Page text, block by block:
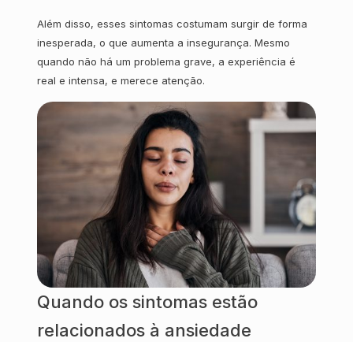
Além disso, esses sintomas costumam surgir de forma
inesperada, o que aumenta a insegurança. Mesmo
quando não há um problema grave, a experiência é
real e intensa, e merece atenção.
Quando os sintomas estão
relacionados à ansiedade